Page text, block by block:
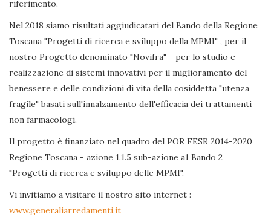
riferimento.
Nel 2018 siamo risultati aggiudicatari del Bando della Regione
Toscana "Progetti di ricerca e sviluppo della MPMI" , per il
nostro Progetto denominato "Novifra" - per lo studio e
realizzazione di sistemi innovativi per il miglioramento del
benessere e delle condizioni di vita della cosiddetta "utenza
fragile" basati sull'innalzamento dell'efficacia dei trattamenti
non farmacologi.
Il progetto è finanziato nel quadro del POR FESR 2014-2020
Regione Toscana - azione 1.1.5 sub-azione a1 Bando 2
"Progetti di ricerca e sviluppo delle MPMI".
Vi invitiamo a visitare il nostro sito internet :
www.generaliarredamenti.it